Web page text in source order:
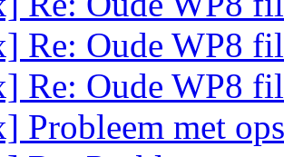
Re: Oude WP8
Re: Oude WP8
Probleem met